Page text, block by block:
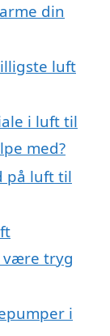
din
luft
i luft til
med?
på luft til
være tryg
i